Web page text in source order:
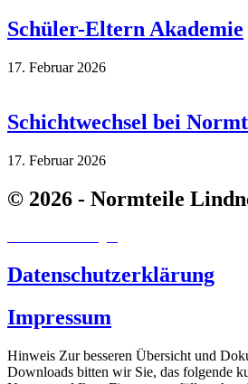
Schüler-Eltern Akademie
17. Februar 2026
Schichtwechsel bei
17. Februar 2026
© 2026 - Normteile
Datenschutzerklärung
Impressum
Hinweis Zur besseren Übersicht und
Downloads bitten wir Sie, das folgende